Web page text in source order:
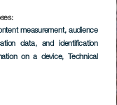
measurement, audience
data, and identification
on a device, Technical